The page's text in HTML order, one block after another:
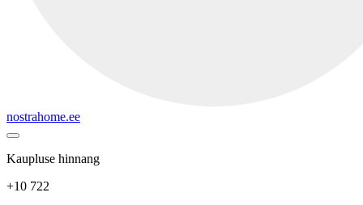
nostrahome.ee
Kaupluse hinnang
+10 722